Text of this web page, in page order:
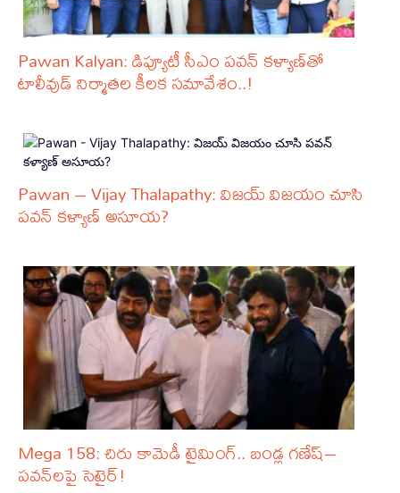
Pawan Kalyan: డిప్యూటీ సీఎం పవన్ కళ్యాణ్‌తో
టాలీవుడ్ నిర్మాతల కీలక సమావేశం..!
Pawan – Vijay Thalapathy: విజయ్ విజయం చూసి
పవన్ కళ్యాణ్ అసూయ?
Mega 158: చిరు కామెడీ టైమింగ్.. బండ్ల గణేష్–
పవన్‌లపై సెటైర్!